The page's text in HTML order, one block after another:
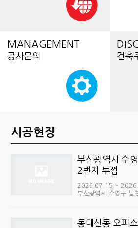
MANAGEMENT
공사문의 건축
시공현장
부산광역시 수
2번지 투썸
2026.07.15 ~
부산광역시 수영구 남
동대신동 오피